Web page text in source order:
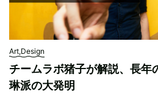
Art,Design
チームラボ猪子が解説、長年
琳派の大発明